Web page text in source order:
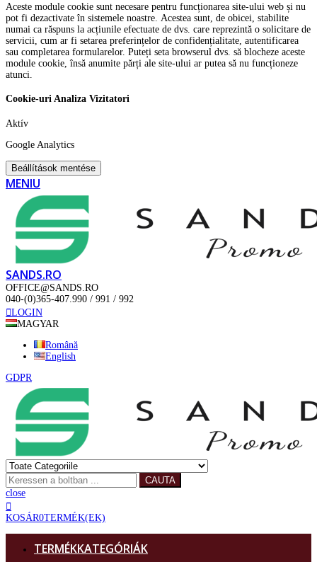
Aceste module cookie sunt necesare pentru funcționarea site-ului web și nu
pot fi dezactivate în sistemele noastre. Acestea sunt, de obicei, stabilite
numai ca răspuns la acțiunile efectuate de dvs. care reprezintă o solicitare de
servicii, cum ar fi setarea preferințelor de confidențialitate, autentificarea
sau completarea formularelor. Puteți seta browserul dvs. să blocheze aceste
module cookie, însă anumite părți ale site-ului ar putea să nu funcționeze
atunci.
Cookie-uri Analiza Vizitatori
Aktív
Google Analytics
Beállítások mentése
MENIU
SANDS.RO
OFFICE@SANDS.RO
040-(0)365-407.990 / 991 / 992
LOGIN
MAGYAR
Română
English
GDPR
CAUTA
close
KOSÁR0TERMÉK(EK)
TERMÉKKATEGÓRIÁK